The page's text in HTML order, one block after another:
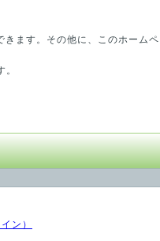
きます。その他に、このホーム
ン）